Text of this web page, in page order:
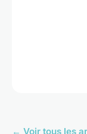
← Voir tous les